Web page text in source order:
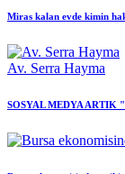
Miras kalan evde kimin
Av. Serra Hayma
SOSYAL MEDYA ARTIK